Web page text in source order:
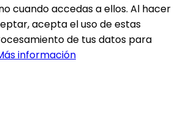
cuando accedas a ellos. Al hacer
acepta el uso de estas
de tus datos para
información